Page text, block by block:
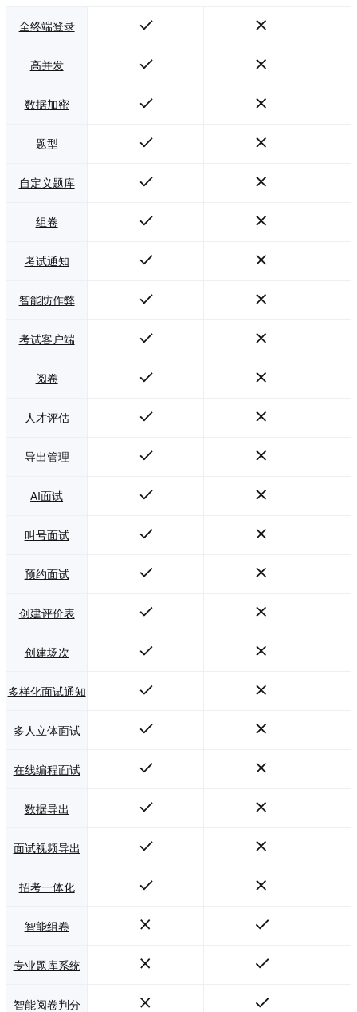
全终端登录
高并发
数据加密
题型
自定义题库
组卷
考试通知
智能防作弊
考试客户端
阅卷
人才评估
导出管理
AI面试
叫号面试
预约面试
创建评价表
创建场次
多样化面试通知
多人立体面试
在线编程面试
数据导出
面试视频导出
招考一体化
智能组卷
专业题库系统
智能阅卷判分